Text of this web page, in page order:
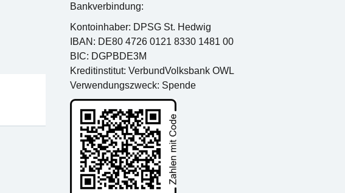
Bankverbindung:
Kontoinhaber: DPSG St. Hedwig
IBAN: DE80 4726 0121 8330 1481 00
BIC: DGPBDE3M
Kreditinstitut: VerbundVolksbank OWL
Verwendungszweck: Spende